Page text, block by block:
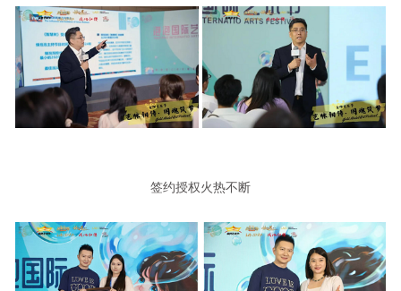
签约授权火热不断